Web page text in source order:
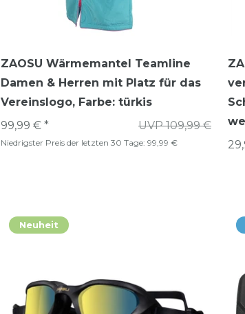
ZAOSU Wärmemantel Teamline
Damen & Herren mit Platz für das
Vereinslogo, Farbe: türkis
UVP 109,99 €
99,99 € *
Niedrigster Preis der letzten 30 Tage: 99,99 €
Neuheit